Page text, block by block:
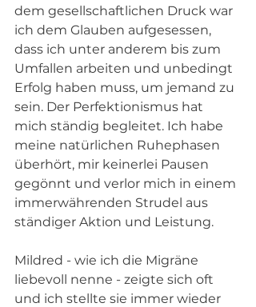
dem gesellschaftlichen Druck war
ich dem Glauben aufgesessen,
dass ich unter anderem bis zum
Umfallen arbeiten und unbedingt
Erfolg haben muss, um jemand zu
sein. Der Perfektionismus hat
mich ständig begleitet. Ich habe
meine natürlichen Ruhephasen
überhört, mir keinerlei Pausen
gegönnt und verlor mich in einem
immerwährenden Strudel aus
ständiger Aktion und Leistung.
Mildred - wie ich die Migräne
liebevoll nenne - zeigte sich oft
und ich stellte sie immer wieder